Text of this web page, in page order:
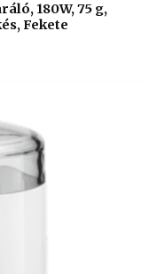
180W, 75 g,
Fekete